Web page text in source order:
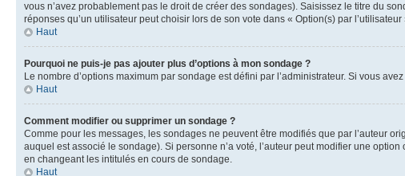
vous n’avez probablement pas le droit de créer des sondages). Saisissez le titre du
réponses qu’un utilisateur peut choisir lors de son vote dans « Option(s) par
Haut
Pourquoi ne puis-je pas ajouter plus d’options à mon sondage ?
Le nombre d’options maximum par sondage est défini par l’administrateur. Si vous
Haut
Comment modifier ou supprimer un sondage ?
Comme pour les messages, les sondages ne peuvent être modifiés que par l’auteur
auquel est associé le sondage). Si personne n’a voté, l’auteur peut modifier une
en changeant les intitulés en cours de sondage.
Haut